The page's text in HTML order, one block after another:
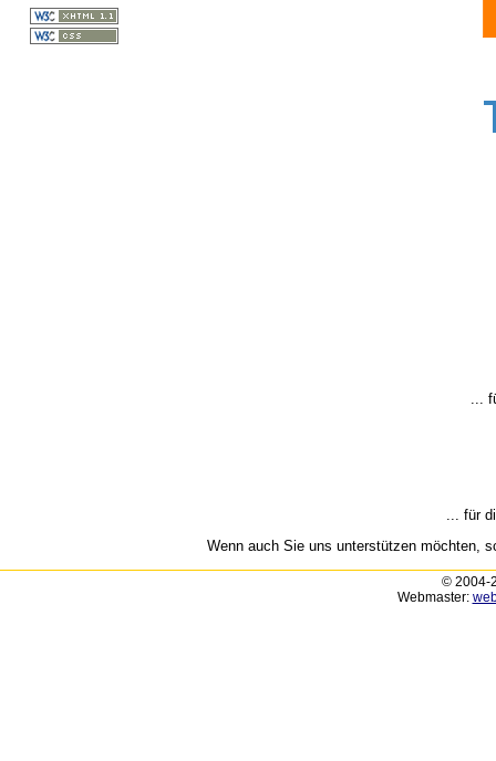
...
... für
Wenn auch Sie uns unterstützen möchten,
© 2004-
Webmaster: